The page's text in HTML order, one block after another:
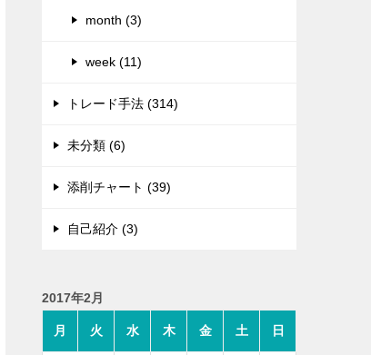
month (3)
week (11)
トレード手法 (314)
未分類 (6)
添削チャート (39)
自己紹介 (3)
2017年2月
月 火 水 木 金 土 日